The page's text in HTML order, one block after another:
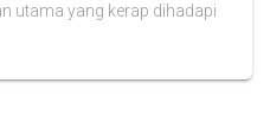
utama yang kerap dihadapi